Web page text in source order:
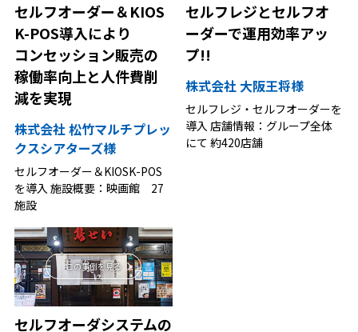
セルフオーダー＆KIOS
K-POS導入により
コンセッション販売の
稼働率向上と人件費削
減を実現
株式会社 松竹マルチプレッ
クスシアターズ様
セルフオーダー＆KIOSK-POS
を導入 施設概要：映画館 27
施設
セルフレジとセルフオ
ーダーで運用効率アッ
プ!!
株式会社 大阪王将様
セルフレジ・セルフオーダーを
導入 店舗情報：グループ全体
にて 約420店舗
この事例を見る
セルフオーダシステムの